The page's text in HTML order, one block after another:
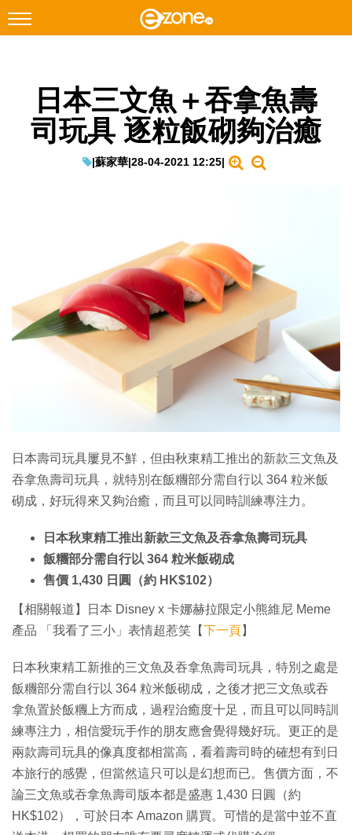
Facebook Instagram
科技焦點
生成式AI與雲端應用
Enterprise Digital Transformation
日本三文魚＋吞拿魚壽
司玩具 逐粒飯砌夠治癒
|蘇家華|28-04-2021 12:25|
日本壽司玩具屢見不鮮，但由秋東精工推出的新款三文魚及
吞拿魚壽司玩具，就特別在飯糰部分需自行以 364 粒米飯
砌成，好玩得來又夠治癒，而且可以同時訓練專注力。
日本秋東精工推出新款三文魚及吞拿魚壽司玩具
飯糰部分需自行以 364 粒米飯砌成
售價 1,430 日圓（約 HK$102）
【相關報道】日本 Disney x 卡娜赫拉限定小熊維尼 Meme
產品 「我看了三小」表情超惹笑【下一頁】
日本秋東精工新推的三文魚及吞拿魚壽司玩具，特別之處是
飯糰部分需自行以 364 粒米飯砌成，之後才把三文魚或吞
拿魚置於飯糰上方而成，過程治癒度十足，而且可以同時訓
練專注力，相信愛玩手作的朋友應會覺得幾好玩。更正的是
兩款壽司玩具的像真度都相當高，看着壽司時的確想有到日
本旅行的感覺，但當然這只可以是幻想而已。售價方面，不
論三文魚或吞拿魚壽司版本都是盛惠 1,430 日圓（約
HK$102），可於日本 Amazon 購買。可惜的是當中並不直